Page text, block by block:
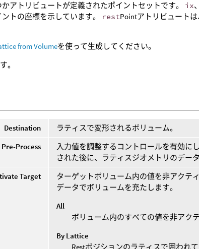
アトリビュートが定義されたポイントセットです。 ix、
トの座標を示しています。 restPointアトリビュート
from Volumeを使って生成してください。
。
Destination
ラティスで変形されるボリューム。
Pre-Process
入力値を調整するコントロールを有効に
された後に、ラティスジオメトリのデー
Target
ターゲットボリューム内の値を非アクテ
データでボリュームを充たします。
All
ボリューム内のすべての値を非アク
By Lattice
Restポジションのラティスで囲われ